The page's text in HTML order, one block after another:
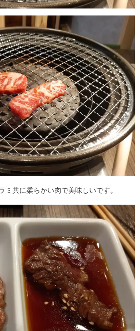
ミ共に柔らかい肉で美味しいです。